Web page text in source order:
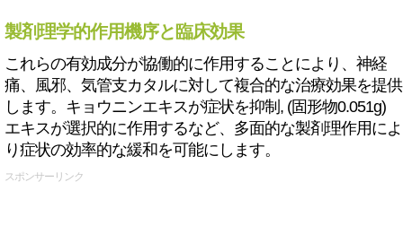
製剤理学的作用機序と臨床効果
これらの有効成分が協働的に作用することにより、神経
痛、風邪、気管支カタルに対して複合的な治療効果を提供
します。キョウニンエキスが症状を抑制, (固形物0.051g)
エキスが選択的に作用するなど、多面的な製剤理作用によ
り症状の効率的な緩和を可能にします。
スポンサーリンク